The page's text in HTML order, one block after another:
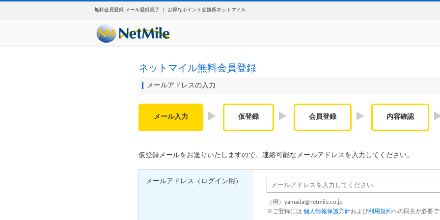
無料会員登録 メール登録完了 ｜ お得なポイント交換所ネットマイル
ネットマイル無料会員登録
メールアドレスの入力
メール入力 仮登録 会員登録 内容確認
仮登録メールをお送りいたしますので、連絡可能なメールアドレスを入力してください。
メールアドレス（ログイン用）
（例） yamada@netmile.co.jp
※ご登録には 個人情報保護方針および利用規約への同意が必要で